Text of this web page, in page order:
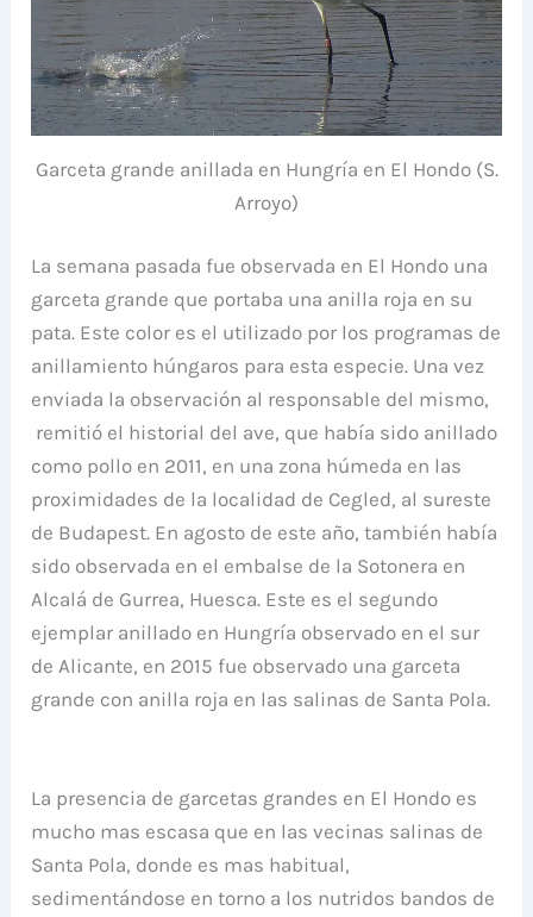
Garceta grande anillada en Hungría en El Hondo (S.
Arroyo)
La semana pasada fue observada en El Hondo una
garceta grande que portaba una anilla roja en su
pata. Este color es el utilizado por los programas de
anillamiento húngaros para esta especie. Una vez
enviada la observación al responsable del mismo,
remitió el historial del ave, que había sido anillado
como pollo en 2011, en una zona húmeda en las
proximidades de la localidad de Cegled, al sureste
de Budapest. En agosto de este año, también había
sido observada en el embalse de la Sotonera en
Alcalá de Gurrea, Huesca. Este es el segundo
ejemplar anillado en Hungría observado en el sur
de Alicante, en 2015 fue observado una garceta
grande con anilla roja en las salinas de Santa Pola.
La presencia de garcetas grandes en El Hondo es
mucho mas escasa que en las vecinas salinas de
Santa Pola, donde es mas habitual,
sedimentándose en torno a los nutridos bandos de